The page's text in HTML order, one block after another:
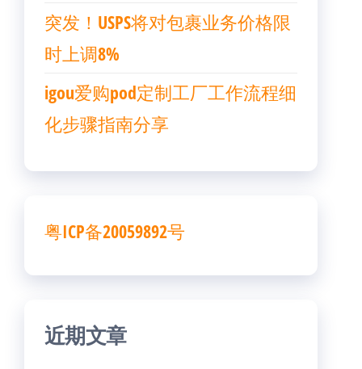
突发！USPS将对包裹业务价格限
时上调8%
igou爱购pod定制工厂工作流程细
化步骤指南分享
粤ICP备20059892号
近期文章